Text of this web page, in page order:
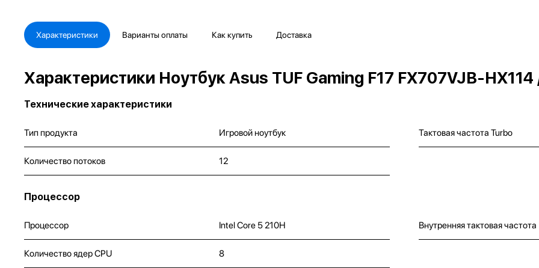
Характеристики Варианты оплаты Как купить Доставка
Характеристики Ноутбук Asus TUF Gaming F17 FX707VJB-
Технические характеристики
Тип продукта Игровой ноутбук Тактовая частота Turbo
Количество потоков 12
Процессор
Процессор Intel Core 5 210H Внутренняя тактовая частота
Количество ядер CPU 8